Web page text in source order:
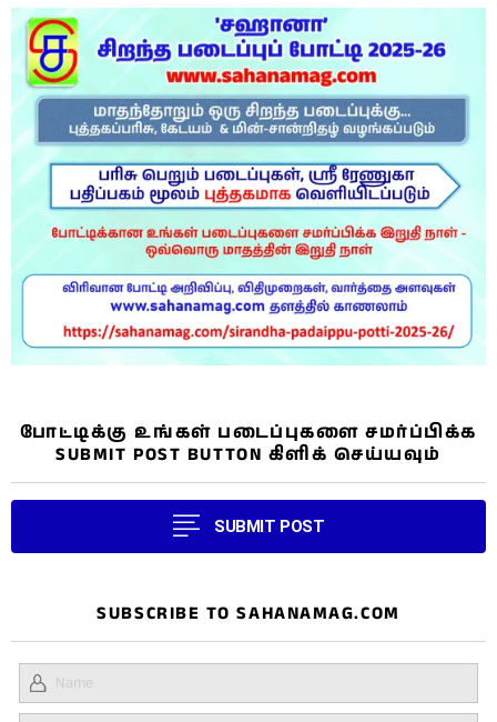
போட்டிக்கு உங்கள் படைப்புகளை சமர்ப்பிக்க
SUBMIT POST BUTTON கிளிக் செய்யவும்
SUBMIT POST
SUBSCRIBE TO SAHANAMAG.COM